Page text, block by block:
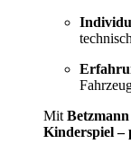
Mit
Kinderspiel –